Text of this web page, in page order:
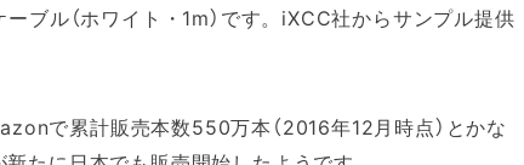
ブル（ホワイト・1m）です。iXCC社からサンプル提供
で累計販売本数550万本（2016年12月時点）とかな